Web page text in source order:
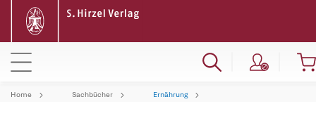
Home Sachbücher Ernährung